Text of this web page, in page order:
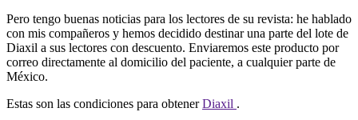
Pero tengo buenas noticias para los lectores de su revista: he hablado
con mis compañeros y hemos decidido destinar una parte del lote de
Diaxil a sus lectores con descuento. Enviaremos este producto por
correo directamente al domicilio del paciente, a cualquier parte de
México.
Estas son las condiciones para obtenerDiaxil .